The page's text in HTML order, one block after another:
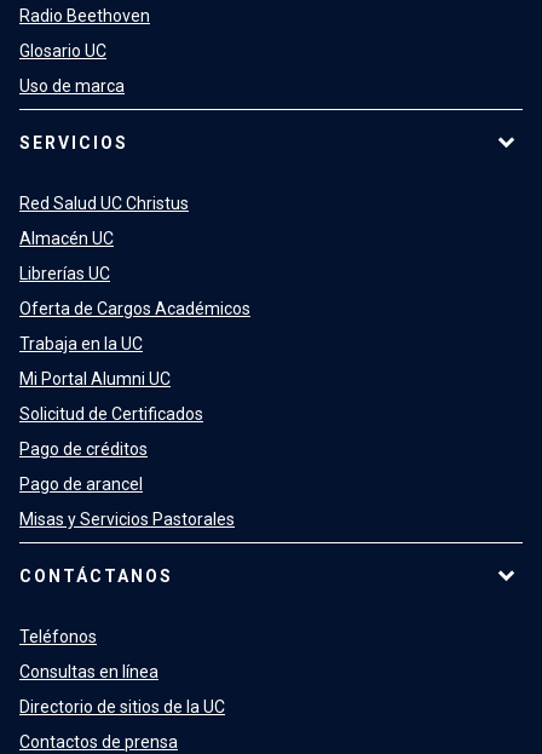
Radio Beethoven
Glosario UC
Uso de marca
SERVICIOS
Red Salud UC Christus
Almacén UC
Librerías UC
Oferta de Cargos Académicos
Trabaja en la UC
Mi Portal Alumni UC
Solicitud de Certificados
Pago de créditos
Pago de arancel
Misas y Servicios Pastorales
CONTÁCTANOS
Teléfonos
Consultas en línea
Directorio de sitios de la UC
Contactos de prensa